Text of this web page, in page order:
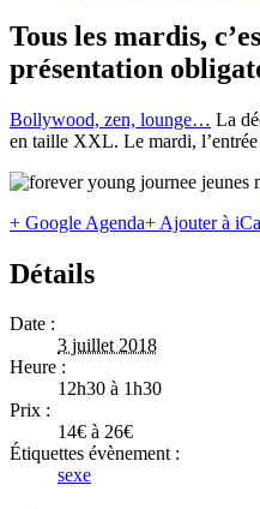
Tous les mardis,
présentation
Bollywood, zen, lounge… La
en taille XXL. Le mardi,
+ Google Agenda+ Ajouter à
Détails
Date :
3 juillet 2018
Heure :
12h30 à 1h30
Prix :
14€ à 26€
Étiquettes évènement :
sexe